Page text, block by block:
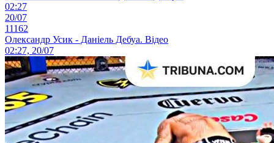
02:27
20/07
11162
Олександр Усик - Даніель Дебуа. Відео
02:27, 20/07